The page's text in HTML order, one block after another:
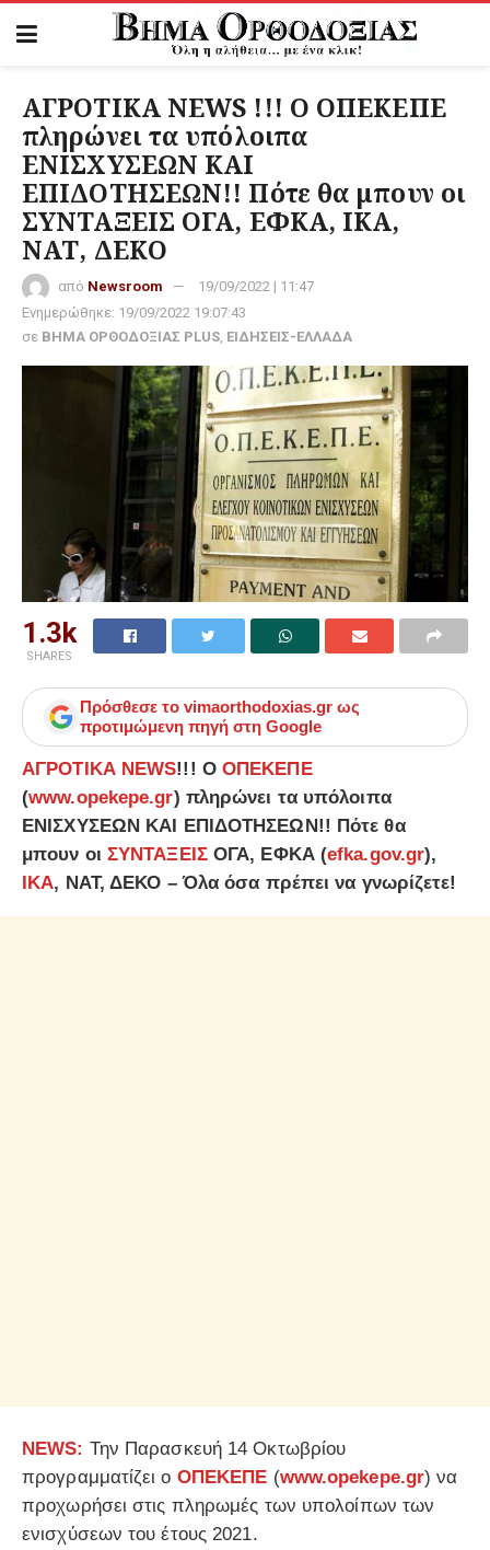
ΑΓΡΟΤΙΚΑ NEWS !!! Ο ΟΠΕΚΕΠΕ
πληρώνει τα υπόλοιπα
ΕΝΙΣΧΥΣΕΩΝ ΚΑΙ
ΕΠΙΔΟΤΗΣΕΩΝ!! Πότε θα μπουν οι
ΣΥΝΤΑΞΕΙΣ ΟΓΑ, ΕΦΚΑ, ΙΚΑ,
ΝΑΤ, ΔΕΚΟ
από Newsroom
19/09/2022 | 11:47
Ενημερώθηκε: 19/09/2022 19:07:43
σε ΒΗΜΑ ΟΡΘΟΔΟΞΙΑΣ PLUS, ΕΙΔΗΣΕΙΣ-ΕΛΛΑΔΑ
1.3k
SHARES
Πρόσθεσε το vimaorthodoxias.gr ως
προτιμώμενη πηγή στη Google
ΑΓΡΟΤΙΚΑ NEWS!!! Ο ΟΠΕΚΕΠΕ
(www.opekepe.gr) πληρώνει τα υπόλοιπα
ΕΝΙΣΧΥΣΕΩΝ ΚΑΙ ΕΠΙΔΟΤΗΣΕΩΝ!! Πότε θα
μπουν οι ΣΥΝΤΑΞΕΙΣΟΓΑ, ΕΦΚΑ (efka.gov.gr),
ΙΚΑ, ΝΑΤ, ΔΕΚΟ – Όλα όσα πρέπει να γνωρίζετε!
NEWS: Την Παρασκευή 14 Οκτωβρίου
προγραμματίζει ο ΟΠΕΚΕΠΕ (www.opekepe.gr) να
προχωρήσει στις πληρωμές των υπολοίπων των
ενισχύσεων του έτους 2021.